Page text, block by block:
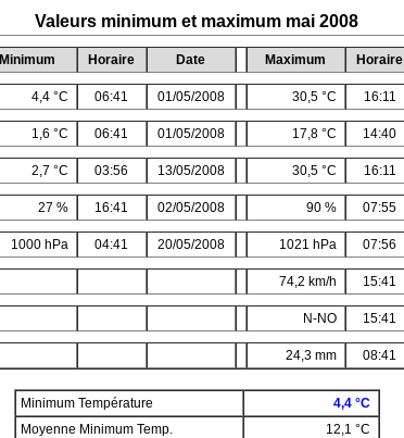
Valeurs minimum et maximum mai 2008
Minimum Horaire Date Maximum Horaire
4,4 °C 06:41 01/05/2008 30,5 °C 16:11
1,6 °C 06:41 01/05/2008 17,8 °C 14:40
2,7 °C 03:56 13/05/2008 30,5 °C 16:11
27 % 16:41 02/05/2008 90 % 07:55
1000 hPa 04:41 20/05/2008 1021 hPa 07:56
74,2 km/h 15:41
N-NO 15:41
24,3 mm 08:41
Minimum Température
4,4 °C
Moyenne Minimum Temp.
12,1 °C